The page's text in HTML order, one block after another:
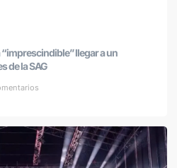
llegar a un
de la SAG